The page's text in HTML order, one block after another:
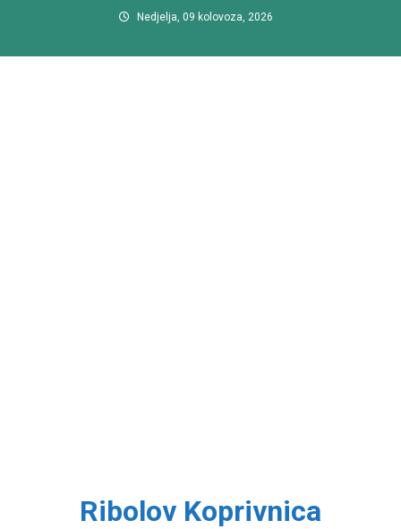
sadržaj
Nedjelja, 09 kolovoza, 2026
Ribolov Koprivnica